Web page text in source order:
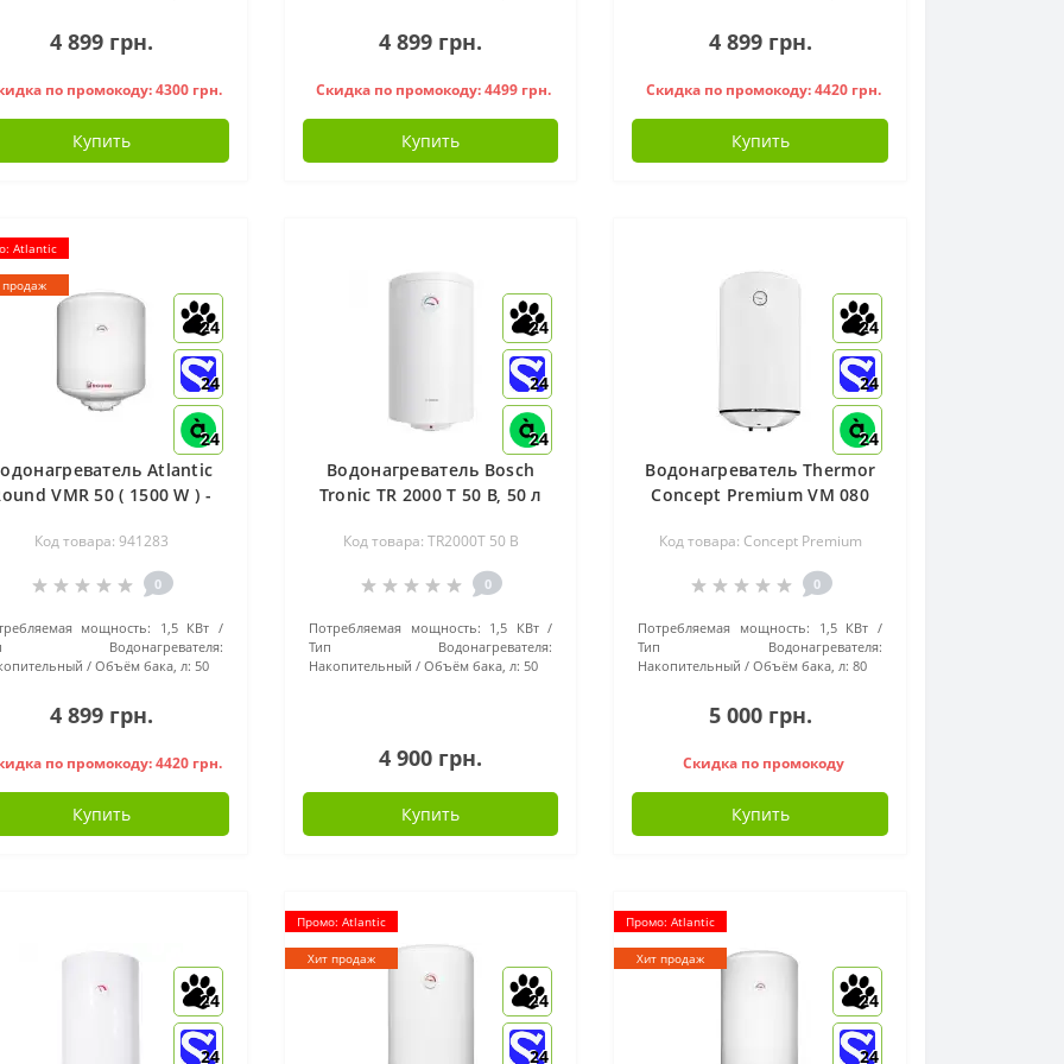
4 899 грн.
по промокоду: 4300 грн.
Купить
4 899 грн.
Скидка по промокоду: 4499 грн.
Купить
4 899 грн.
Скидка по промокоду: 4420 грн.
Купить
Atlantic
продаж
24
24
24
Atlantic
VMR 50 ( 1500 W ) -
Код товара: 941283
0
мощность:
1,5 КВт
Водонагревателя:
Объём бака, л: 50
4 899 грн.
по промокоду: 4420 грн.
Купить
24
24
24
Водонагреватель Bosch
Tronic TR 2000 T 50 B, 50 л
Код товара: TR2000T 50 B
0
Потребляемая мощность: 1,5 КВт
Тип Водонагревателя:
Накопительный
Объём бака, л: 50
4 900 грн.
Купить
24
24
24
Водонагреватель Thermor
Concept Premium VM 080
Код товара: Concept Premium
0
Потребляемая мощность:
1,5 КВт
Тип Водонагревателя:
Накопительный
Объём бака, л: 80
5 000 грн.
Скидка по промокоду
Купить
24
24
Промо: Atlantic
Хит продаж
24
24
Промо: Atlantic
Хит продаж
24
24